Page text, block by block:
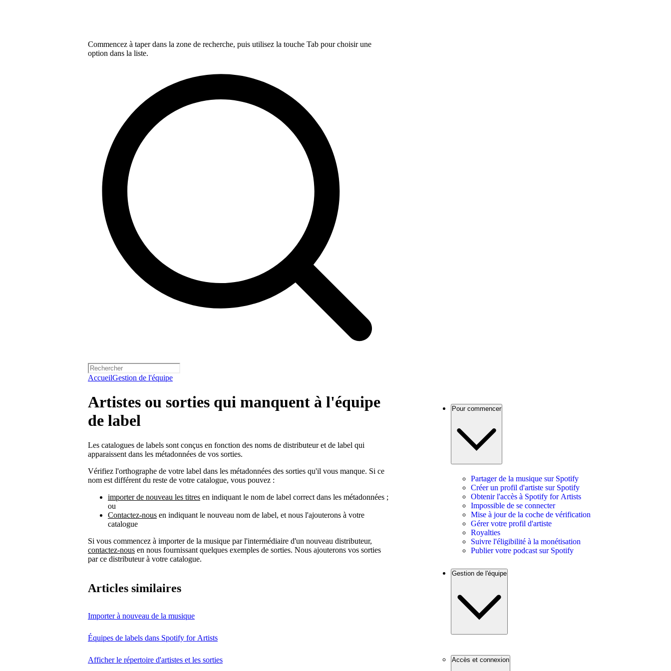
Commencez à taper dans la zone de recherche, puis utilisez la touche Tab pour choisir une
option dans la liste.
AccueilGestion de l'équipe
Artistes ou sorties qui manquent à l'équipe
de label
Les catalogues de labels sont conçus en fonction des noms de distributeur et de label qui
apparaissent dans les métadonnées de vos sorties.
Vérifiez l'orthographe de votre label dans les métadonnées des sorties qu'il vous manque. Si ce
nom est différent du reste de votre catalogue, vous pouvez :
importer de nouveau les titres en indiquant le nom de label correct dans les métadonnées ;
ou
Contactez-nous en indiquant le nouveau nom de label, et nous l'ajouterons à votre
catalogue
Si vous commencez à importer de la musique par l'intermédiaire d'un nouveau distributeur,
contactez-nous en nous fournissant quelques exemples de sorties. Nous ajouterons vos sorties
par ce distributeur à votre catalogue.
Articles similaires
Importer à nouveau de la musique
Équipes de labels dans Spotify for Artists
Afficher le répertoire d'artistes et les sorties
Pour commencer
Partager de la musique sur Spotify
Créer un profil d'artiste sur Spotify
Obtenir l'accès à Spotify for Artists
Impossible de se connecter
Mise à jour de la coche de vérification
Gérer votre profil d'artiste
Royalties
Suivre l'éligibilité à la monétisation
Publier votre podcast sur Spotify
Gestion de l'équipe
Accès et connexion